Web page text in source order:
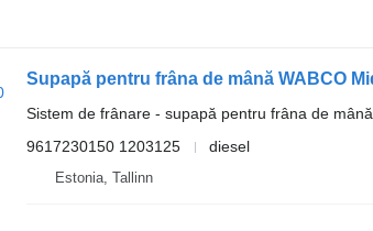
Sistem de frânare - supapă pentru frâna de mână
9617230150 1203125
diesel
Estonia, Tallinn